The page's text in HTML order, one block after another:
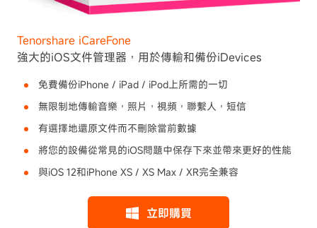
Tenorshare iCareFone
強大的iOS文件管理器，用於傳輸和備份iDevices
免費備份iPhone / iPad / iPod上所需的一切
無限制地傳輸音樂，照片，視頻，聯繫人，短信
有選擇地還原文件而不刪除當前數據
將您的設備從常見的iOS問題中保存下來並帶來更好的性能
與iOS 12和iPhone XS / XS Max / XR完全兼容